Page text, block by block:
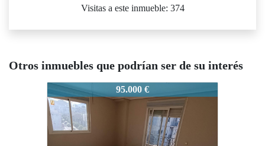
Visitas a este inmueble: 374
Otros inmuebles que podrían ser de su interés
109-732
95.000 €
109-732